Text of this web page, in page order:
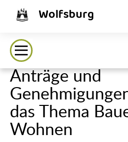
Wolfsburg
Anträge und
das Thema
Wohnen